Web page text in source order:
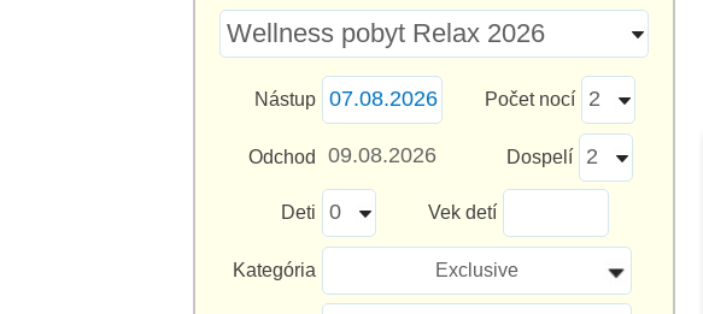
Nástup Počet nocí
Odchod Dospelí
Deti Vek detí
Kategória Exclusive